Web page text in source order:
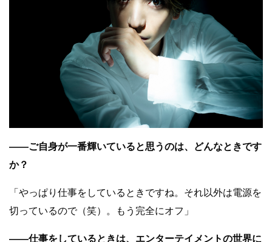
――ご自身が一番輝いていると思うのは、どんなときです
か？
「やっぱり仕事をしているときですね。それ以外は電源を
切っているので（笑）。もう完全にオフ」
――仕事をしているときは、エンターテイメントの世界に